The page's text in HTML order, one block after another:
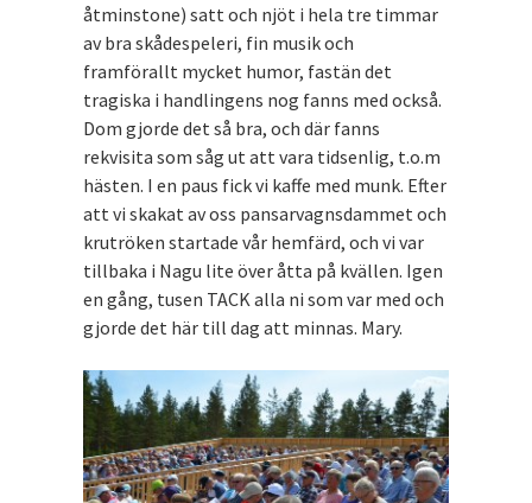
åtminstone) satt och njöt i hela tre timmar
av bra skådespeleri, fin musik och
framförallt mycket humor, fastän det
tragiska i handlingens nog fanns med också.
Dom gjorde det så bra, och där fanns
rekvisita som såg ut att vara tidsenlig, t.o.m
hästen. I en paus fick vi kaffe med munk. Efter
att vi skakat av oss pansarvagnsdammet och
krutröken startade vår hemfärd, och vi var
tillbaka i Nagu lite över åtta på kvällen. Igen
en gång, tusen TACK alla ni som var med och
gjorde det här till dag att minnas. Mary.